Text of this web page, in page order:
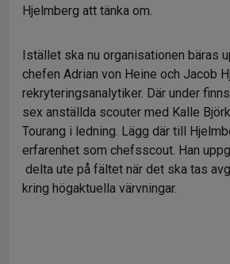
Hjelmberg att tänka om.
Istället ska nu organisationen bäras
chefen Adrian von Heine och Jacob
rekryteringsanalytiker. Där under
sex anställda scouter med Kalle
Tourang i ledning. Lägg där till
erfarenhet som chefsscout. Han
delta ute på fältet när det ska tas
kring högaktuella värvningar.